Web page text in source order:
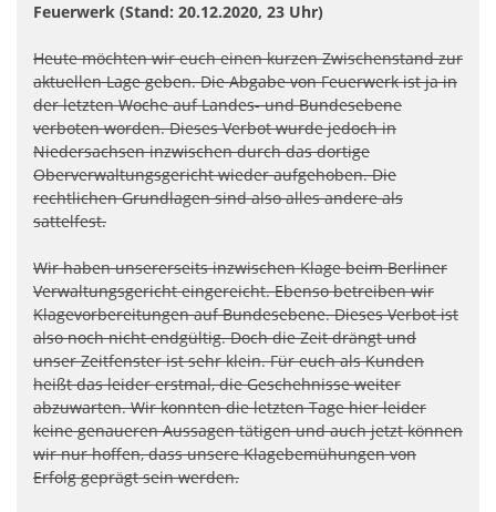
Feuerwerk (Stand: 20.12.2020, 23 Uhr)
Heute möchten wir euch einen kurzen Zwischenstand zur
aktuellen Lage geben. Die Abgabe von Feuerwerk ist ja in
der letzten Woche auf Landes- und Bundesebene
verboten worden. Dieses Verbot wurde jedoch in
Niedersachsen inzwischen durch das dortige
Oberverwaltungsgericht wieder aufgehoben. Die
rechtlichen Grundlagen sind also alles andere als
sattelfest.
Wir haben unsererseits inzwischen Klage beim Berliner
Verwaltungsgericht eingereicht. Ebenso betreiben wir
Klagevorbereitungen auf Bundesebene. Dieses Verbot ist
also noch nicht endgültig. Doch die Zeit drängt und
unser Zeitfenster ist sehr klein. Für euch als Kunden
heißt das leider erstmal, die Geschehnisse weiter
abzuwarten. Wir konnten die letzten Tage hier leider
keine genaueren Aussagen tätigen und auch jetzt können
wir nur hoffen, dass unsere Klagebemühungen von
Erfolg geprägt sein werden.